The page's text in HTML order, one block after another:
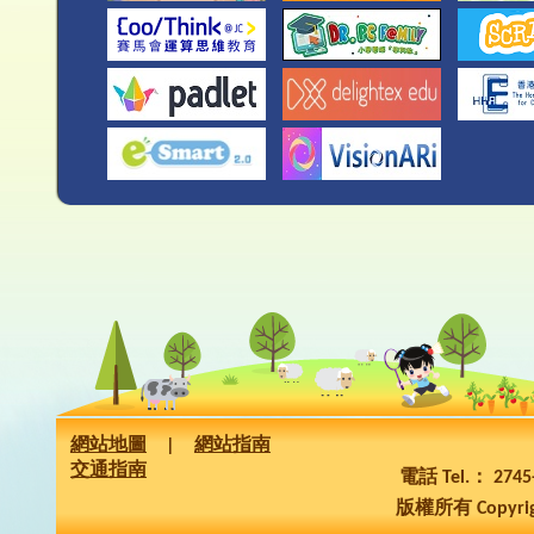
網站地圖
網站指南
交通指南
電話 Tel.：
版權所有